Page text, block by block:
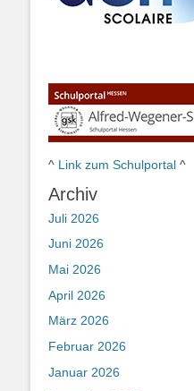
^ Link zum Schulportal ^
Archiv
Juli 2026
Juni 2026
Mai 2026
April 2026
März 2026
Februar 2026
Januar 2026